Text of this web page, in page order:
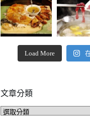
Load More
文章分類
文